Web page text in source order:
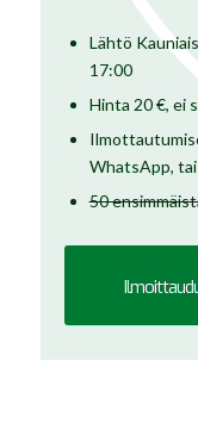
Lähtö
17:00
Hinta 20 €, ei
WhatsApp, tai
50